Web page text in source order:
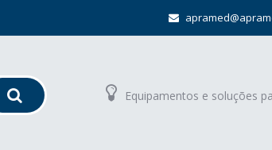
Equipamentos e soluções